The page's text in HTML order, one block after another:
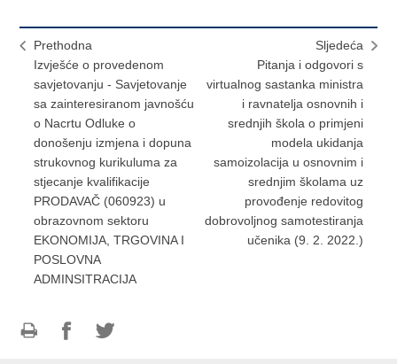
Prethodna
Izvješće o provedenom
savjetovanju - Savjetovanje
sa zainteresiranom javnošću
o Nacrtu Odluke o
donošenju izmjena i dopuna
strukovnog kurikuluma za
stjecanje kvalifikacije
PRODAVAČ (060923) u
obrazovnom sektoru
EKONOMIJA, TRGOVINA I
POSLOVNA
ADMINSITRACIJA
Sljedeća
Pitanja i odgovori s
virtualnog sastanka ministra
i ravnatelja osnovnih i
srednjih škola o primjeni
modela ukidanja
samoizolacija u osnovnim i
srednjim školama uz
provođenje redovitog
dobrovoljnog samotestiranja
učenika (9. 2. 2022.)